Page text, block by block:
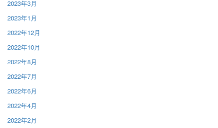
2023年3月
2023年1月
2022年12月
2022年10月
2022年8月
2022年7月
2022年6月
2022年4月
2022年2月